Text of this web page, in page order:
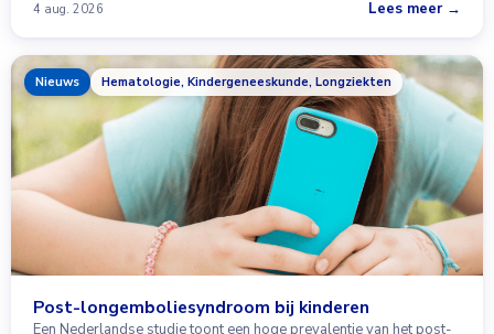
4 aug. 2026 Lees meer →
Nieuws Hematologie, Kindergeneeskunde, Longziekten
Post-longemboliesyndroom bij kinderen
Een Nederlandse studie toont een hoge prevalentie van het post-